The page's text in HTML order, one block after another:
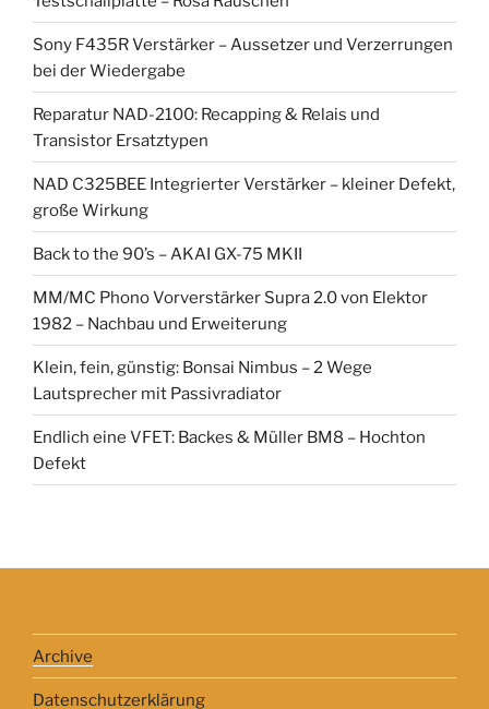
Sony F435R Verstärker – Aussetzer und Verzerrungen
bei der Wiedergabe
Reparatur NAD-2100: Recapping & Relais und
Transistor Ersatztypen
NAD C325BEE Integrierter Verstärker – kleiner Defekt,
große Wirkung
Back to the 90’s – AKAI GX-75 MKII
MM/MC Phono Vorverstärker Supra 2.0 von Elektor
1982 – Nachbau und Erweiterung
Klein, fein, günstig: Bonsai Nimbus – 2 Wege
Lautsprecher mit Passivradiator
Endlich eine VFET: Backes & Müller BM8 – Hochton
Defekt
Archive
Datenschutzerklärung